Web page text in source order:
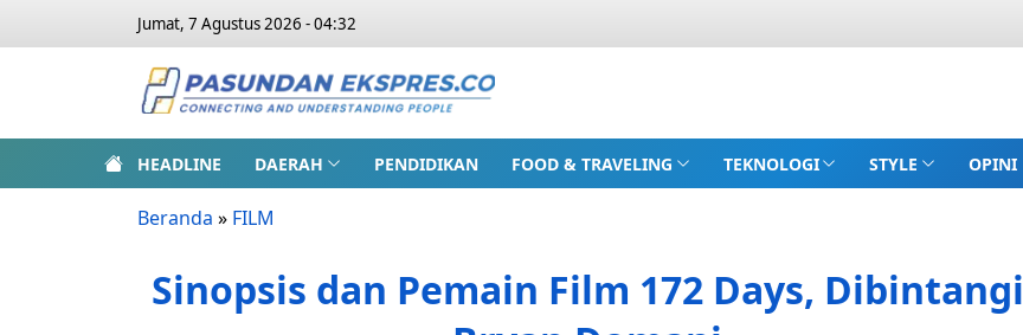
Jumat, 7 Agustus 2026 - 04:32
HEADLINE DAERAH PENDIDIKAN FOOD & TRAVELING TEKNOLOGI STYLE OPINI
Beranda » FILM
Sinopsis dan Pemain Film 172 Days, Dibintangi